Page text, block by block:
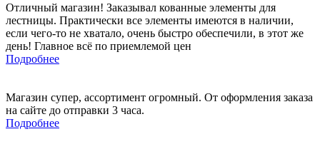
Отличный магазин! Заказывал кованные элементы для
лестницы. Практически все элементы имеются в наличии,
если чего-то не хватало, очень быстро обеспечили, в этот же
день! Главное всё по приемлемой цен
Подробнее
Магазин супер, ассортимент огромный. От оформления заказа
на сайте до отправки 3 часа.
Подробнее